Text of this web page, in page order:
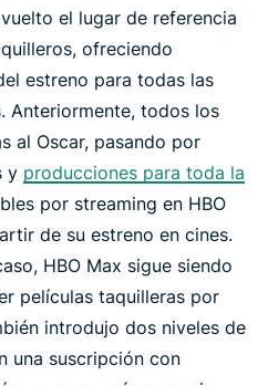
el lugar de referencia
ofreciendo
estreno para todas las
Anteriormente, todos los
al Oscar, pasando por
y producciones para toda la
por streaming en HBO
de su estreno en cines.
HBO Max sigue siendo
películas taquilleras por
introdujo dos niveles de
una suscripción con